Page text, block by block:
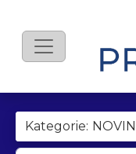
Kategorie: